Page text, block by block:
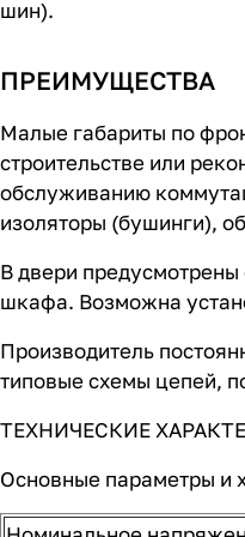
шин).
ПРЕИМУЩЕСТВА
Малые габариты по
строительстве или
обслуживанию
изоляторы (бушинги),
В двери
шкафа. Возможна
Производитель
типовые схемы цепей,
ТЕХНИЧЕСКИЕ
Основные параметры и